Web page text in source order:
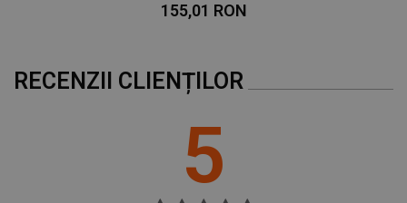
155,01 RON
RECENZII CLIENȚILOR
5